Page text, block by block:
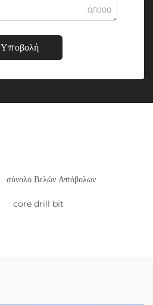
0/1000
Υποβολή
σύνολο Βελών Απόβολων
core drill bit